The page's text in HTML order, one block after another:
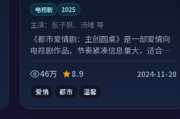
电视剧 2025
主演： 张子枫、汤唯 等
《都市爱情剧：主创圆桌》是一部爱情向
电视剧作品，节奏紧凑信息量大，适合沉
46万
8.9 2024-11-28
爱情 都市 温馨